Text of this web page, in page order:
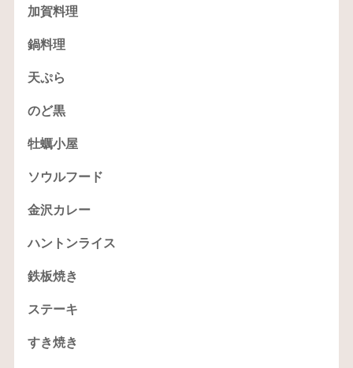
加賀料理
鍋料理
天ぷら
のど黒
牡蠣小屋
ソウルフード
金沢カレー
ハントンライス
鉄板焼き
ステーキ
すき焼き